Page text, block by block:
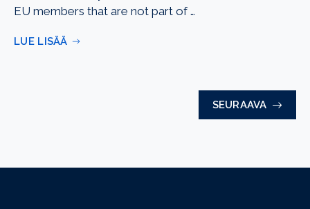
EU members that are not part of …
LUE LISÄÄ
SEURAAVA